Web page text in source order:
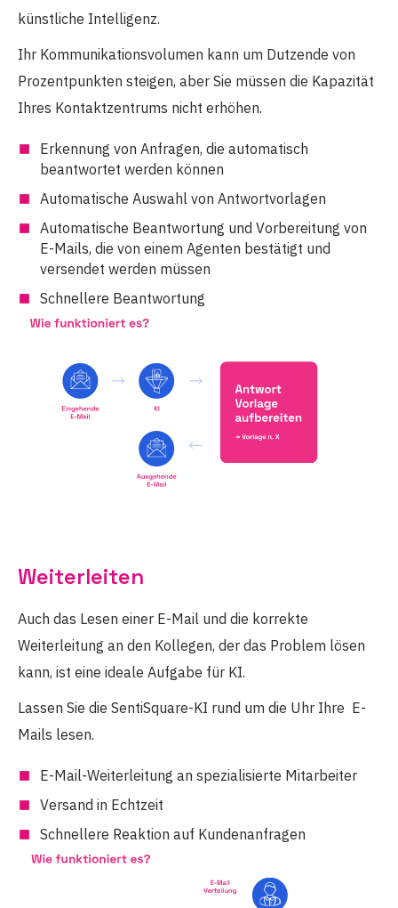
künstliche Intelligenz.
Ihr Kommunikationsvolumen kann um Dutzende von
Prozentpunkten steigen, aber Sie müssen die Kapazität
Ihres Kontaktzentrums nicht erhöhen.
Erkennung von Anfragen, die automatisch
beantwortet werden können
Automatische Auswahl von Antwortvorlagen
Automatische Beantwortung und Vorbereitung von
E-Mails, die von einem Agenten bestätigt und
versendet werden müssen
Schnellere Beantwortung
Weiterleiten
Auch das Lesen einer E-Mail und die korrekte
Weiterleitung an den Kollegen, der das Problem lösen
kann, ist eine ideale Aufgabe für KI.
Lassen Sie die SentiSquare-KI rund um die Uhr Ihre E-
Mails lesen.
E-Mail-Weiterleitung an spezialisierte Mitarbeiter
Versand in Echtzeit
Schnellere Reaktion auf Kundenanfragen